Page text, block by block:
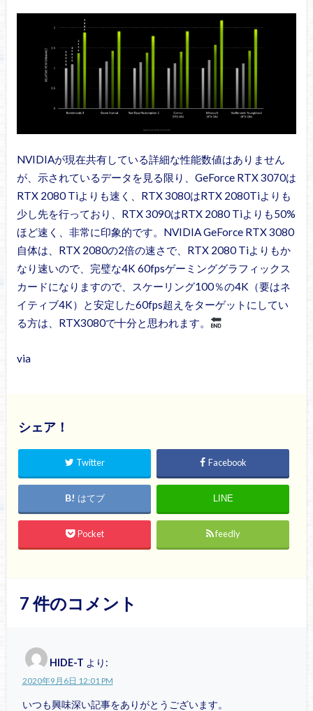
NVIDIAが現在共有している詳細な性能数値はありません
が、示されているデータを見る限り、GeForce RTX 3070は
RTX 2080 Tiよりも速く、RTX 3080はRTX 2080Tiよりも
少し先を行っており、RTX 3090はRTX 2080 Tiよりも50%
ほど速く、非常に印象的です。NVIDIA GeForce RTX 3080
自体は、RTX 2080の2倍の速さで、RTX 2080 Tiよりもか
なり速いので、完璧な4K 60fpsゲーミンググラフィックス
カードになりますので、スケーリング100％の4K（要はネ
イティブ4K）と安定した60fps超えをターゲットにしてい
る方は、RTX3080で十分と思われます。
via
シェア！
Twitter Facebook
はてブ LINE
Pocket feedly
7件のコメント
HIDE-T より:
2020年9月6日 12:01 PM
いつも興味深い記事をありがとうございます。